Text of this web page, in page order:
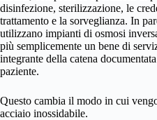
disinfezione, sterilizzazione, le
trattamento e la sorveglianza. In
utilizzano impianti di osmosi
più semplicemente un bene di
integrante della catena
paziente.
Questo cambia il modo in cui
acciaio inossidabile.